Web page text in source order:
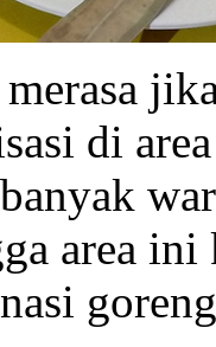
di
area ini